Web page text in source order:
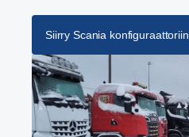
Siirry Scania konfiguraattoriin